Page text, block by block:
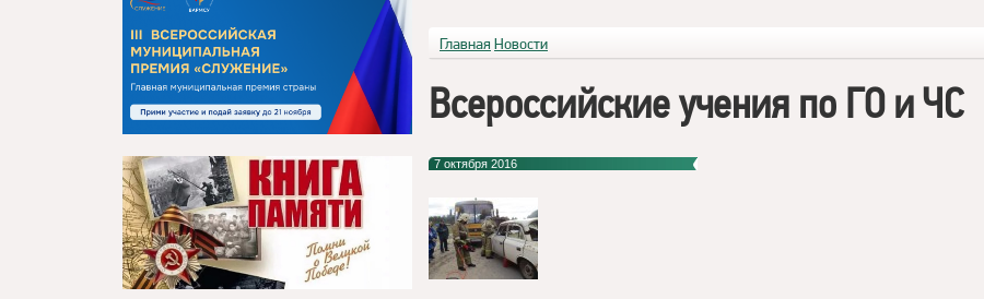
Главная Новости
Всероссийские учения по ГО и ЧС
7 октября 2016